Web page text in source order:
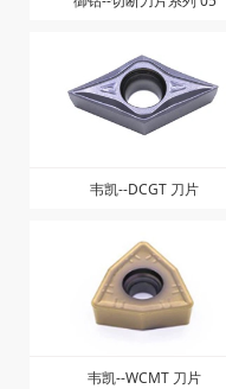
韦凯--DCGT 刀片
韦凯--WCMT 刀片